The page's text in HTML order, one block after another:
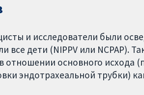
и исследователи были
все дети (NIPPV или NCPAP).
отношении основного исхода
эндотрахеальной трубки)